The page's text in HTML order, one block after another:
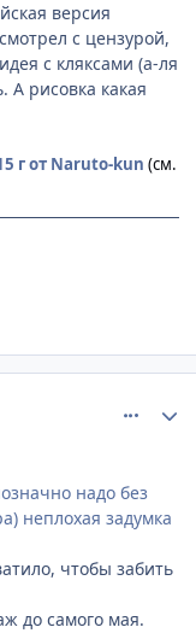
версия
с цензурой,
с кляксами (а-ля
А рисовка какая
гот Naruto-kun (см.
надо без
неплохая задумка
чтобы забить
до самого мая.